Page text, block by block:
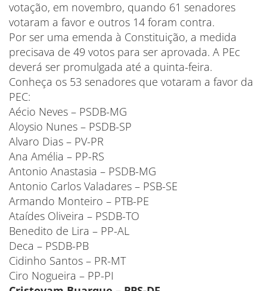
votação, em novembro, quando 61 senadores
votaram a favor e outros 14 foram contra.
Por ser uma emenda à Constituição, a medida
precisava de 49 votos para ser aprovada. A PEc
deverá ser promulgada até a quinta-feira.
Conheça os 53 senadores que votaram a favor da
PEC:
Aécio Neves – PSDB-MG
Aloysio Nunes – PSDB-SP
Alvaro Dias – PV-PR
Ana Amélia – PP-RS
Antonio Anastasia – PSDB-MG
Antonio Carlos Valadares – PSB-SE
Armando Monteiro – PTB-PE
Ataídes Oliveira – PSDB-TO
Benedito de Lira – PP-AL
Deca – PSDB-PB
Cidinho Santos – PR-MT
Ciro Nogueira – PP-PI